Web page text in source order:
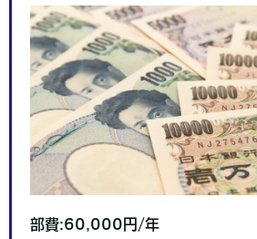
部費:60,000円/年